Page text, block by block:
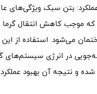
بتن سبک ویژگی‌های
که موجب کاهش انتقال
می‌شود. استفاده از
در انرژی سیستم‌های
و نتیجه آن بهبود